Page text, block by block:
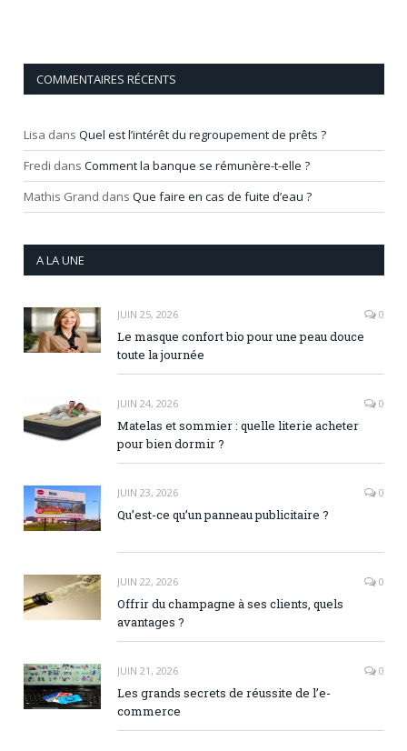
COMMENTAIRES RÉCENTS
Lisa dans Quel est l’intérêt du regroupement de prêts ?
Fredi dans Comment la banque se rémunère-t-elle ?
Mathis Grand dans Que faire en cas de fuite d’eau ?
A LA UNE
JUIN 25, 2026 0
Le masque confort bio pour une peau douce
toute la journée
JUIN 24, 2026 0
Matelas et sommier : quelle literie acheter
pour bien dormir ?
JUIN 23, 2026 0
Qu’est-ce qu’un panneau publicitaire ?
JUIN 22, 2026 0
Offrir du champagne à ses clients, quels
avantages ?
JUIN 21, 2026 0
Les grands secrets de réussite de l’e-
commerce